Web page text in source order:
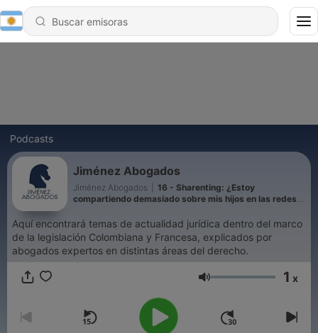
Podcasts
Jiménez Abogados
Jiménez Abogados
16 - Sharenting: ¿Estoy
compartiendo demasiado sobre mis hijos en las redes
Aquí encontrará temas de actualidad jurídica dentro del marco
de la legislación Colombiana y Francesa, explicados por
abogados expertos en distintas áreas del derecho.
Volumen 1 x